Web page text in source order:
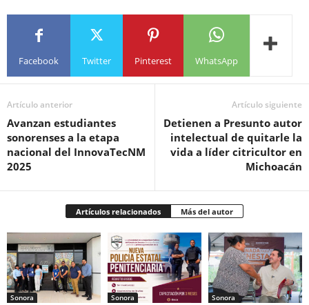
Facebook Twitter Pinterest WhatsApp
Artículo anterior
Avanzan estudiantes
sonorenses a la etapa
nacional del InnovaTecNM
2025
Artículo siguiente
Detienen a Presunto autor
intelectual de quitarle la
vida a líder citricultor en
Michoacán
Artículos relacionados Más del autor
Sonora Sonora Sonora